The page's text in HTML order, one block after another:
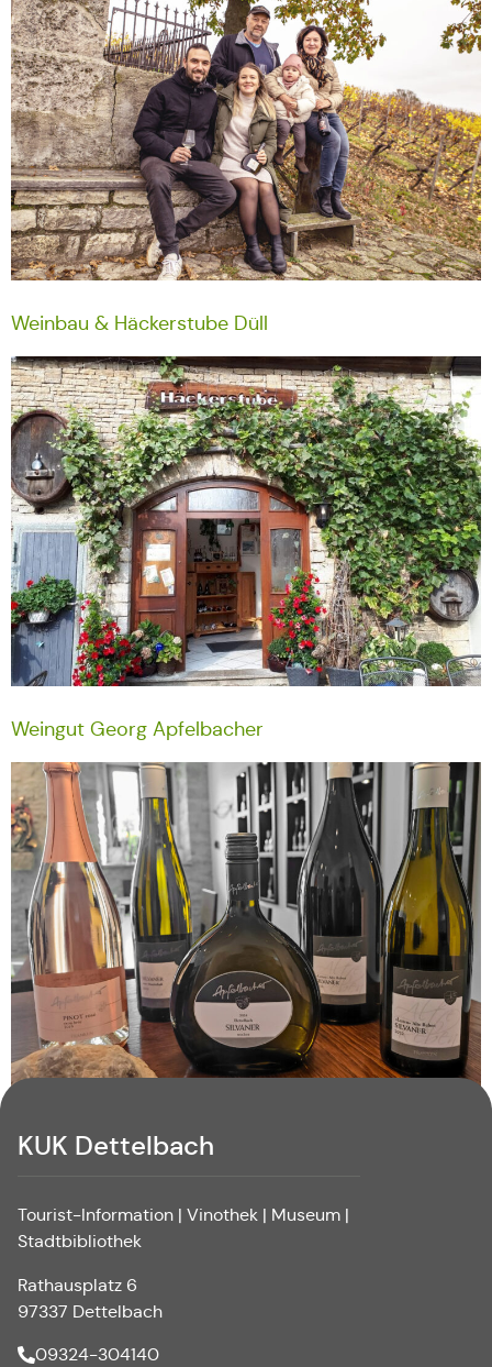
Weinbau & Häckerstube Düll
Weingut Georg Apfelbacher
KUK Dettelbach
Tourist-Information | Vinothek | Museum |
Stadtbibliothek
Rathausplatz 6
97337 Dettelbach
09324-304140